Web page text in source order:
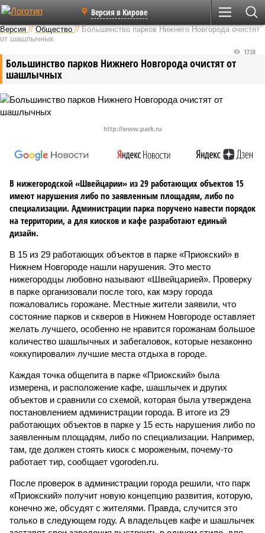
Версия в Кирове
Версия //Общество //Большинство парков Нижнего Новгорода очистят
от шашлычных
Большинство парков Нижнего Новгорода очистят от
шашлычных
1738
http://www.park.ru
В нижегородской «Швейцарии» из 29 работающих объектов 15
имеют нарушения либо по заявленным площадям, либо по
специализации. Администрации парка поручено навести порядок
на территории, а для киосков и кафе разработают единый
дизайн.
В 15 из 29 работающих объектов в парке «Приокский» в
Нижнем Новгороде нашли нарушения. Это место
нижегородцы любовно называют «Швейцарией». Проверку
в парке организовали после того, как мэру города
пожаловались горожане. Местные жители заявили, что
состояние парков и скверов в Нижнем Новгороде оставляет
желать лучшего, особенно не нравится горожанам большое
количество шашлычных и забегаловок, которые незаконно
«оккупировали» лучшие места отдыха в городе.
Каждая точка общепита в парке «Приокский» была
измерена, и расположение кафе, шашлычек и других
объектов и сравнили со схемой, которая была утверждена
постановлением администрации города. В итоге из 29
работающих объектов в парке у 15 есть нарушения либо по
заявленным площадям, либо по специализации. Например,
там, где должен стоять киоск с мороженым, почему-то
работает тир, сообщает vgoroden.ru.
После проверок в администрации города решили, что парк
«Приокский» получит новую концепцию развития, которую,
конечно же, обсудят с жителями. Правда, случится это
только в следующем году. А владельцев кафе и шашлычек